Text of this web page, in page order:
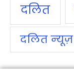
दलित
दलित न्‍यूज़